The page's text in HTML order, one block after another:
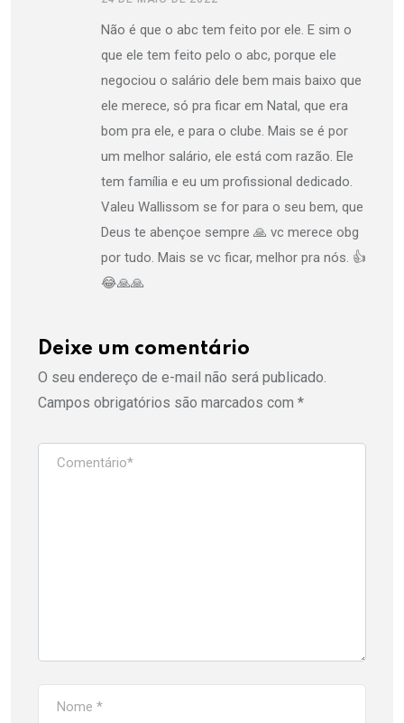
Não é que o abc tem feito por ele. E sim o
que ele tem feito pelo o abc, porque ele
negociou o salário dele bem mais baixo que
ele merece, só pra ficar em Natal, que era
bom pra ele, e para o clube. Mais se é por
um melhor salário, ele está com razão. Ele
tem família e eu um profissional dedicado.
Valeu Wallissom se for para o seu bem, que
Deus te abençoe sempre 🙏 vc merece obg
por tudo. Mais se vc ficar, melhor pra nós. 👍
😂🙏🙏
Deixe um comentário
O seu endereço de e-mail não será publicado.
Campos obrigatórios são marcados com *